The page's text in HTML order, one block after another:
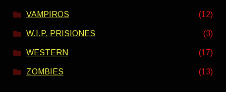
VAMPIROS (12)
W.I.P. PRISIONES (3)
WESTERN (17)
ZOMBIES (13)